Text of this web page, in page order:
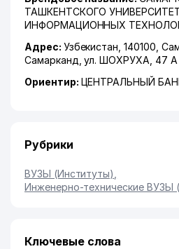
ТАШКЕНТСКОГО
ИНФОРМАЦИОННЫХ
Адрес: Узбекистан, 140100,
Самарканд ,ул. ШОХРУХА , 47 А
Ориентир: ЦЕНТРАЛЬНЫЙ
Рубрики
ВУЗЫ (Институты)
Инженерно-технические ВУЗЫ
Ключевые слова